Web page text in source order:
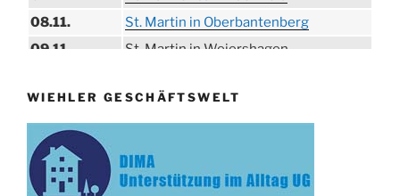
08.11.
St. Martin in Oberbantenberg
09.11.
St. Martin in Weiershagen
11.11.
„DÜX“ im Burghaus
14.11.
15.11.
Konzert Bielsteiner Männerchor
15.11.
Volkstrauertag am Ehrenmal
WIEHLER GESCHÄFTSWELT